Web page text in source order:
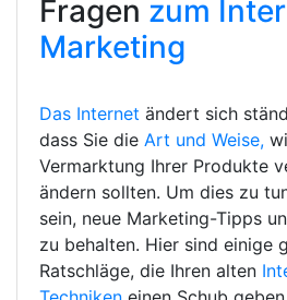
Fragen zum
Marketing
Das Internet ändert sich
dass Sie die Art und Weise,
Vermarktung Ihrer Produkte
ändern sollten. Um dies zu
sein, neue Marketing-Tipps
zu behalten. Hier sind einige
Ratschläge, die Ihren alten